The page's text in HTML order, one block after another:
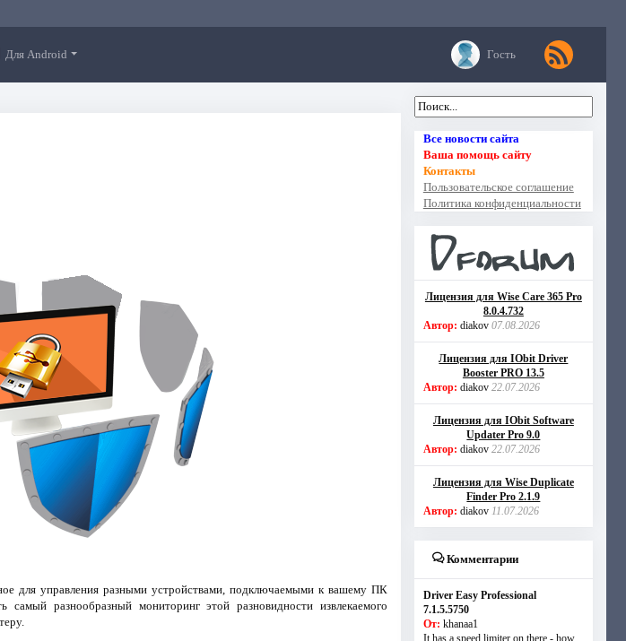
Для Android Гость
для управления разными устройствами, подключаемыми к вашему ПК
самый разнообразный мониторинг этой разновидности извлекаемого
Все новости сайта
Ваша помощь сайту
Контакты
Пользовательское соглашение
Политика конфиденциальности
Лицензия для Wise Care 365 Pro
8.0.4.732
Автор: diakov 07.08.2026
Лицензия для IObit Driver
Booster PRO 13.5
Автор: diakov 22.07.2026
Лицензия для IObit Software
Updater Pro 9.0
Автор: diakov 22.07.2026
Лицензия для Wise Duplicate
Finder Pro 2.1.9
Автор: diakov 11.07.2026
Комментарии
Driver Easy Professional
7.1.5.5750
От: khanaa1
It has a speed limiter on there - how